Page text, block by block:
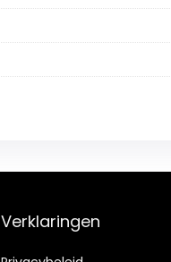
Verklaringen